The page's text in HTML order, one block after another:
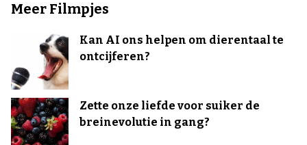
Meer Filmpjes
Kan AI ons helpen om dierentaal te
ontcijferen?
Zette onze liefde voor suiker de
breinevolutie in gang?